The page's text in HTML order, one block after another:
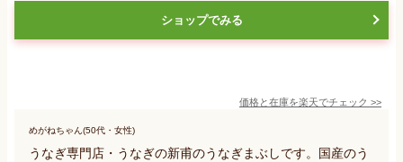
ショップでみる
価格と在庫を楽天でチェック >>
めがねちゃん(50代・女性)
うなぎ専門店・うなぎの新甫のうなぎまぶしです。国産のう